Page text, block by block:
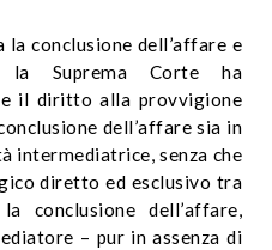
la conclusione dell’affare e
la Suprema Corte ha
il diritto alla provvigione
dell’affare sia in
intermediatrice, senza che
diretto ed esclusivo tra
conclusione dell’affare,
– pur in assenza di